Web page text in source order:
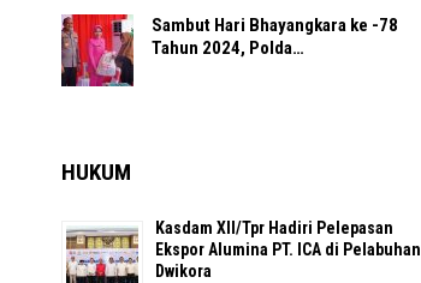
Sambut Hari Bhayangkara ke -78
Tahun 2024, Polda…
HUKUM
Kasdam XII/Tpr Hadiri Pelepasan
Ekspor Alumina PT. ICA di Pelabuhan
Dwikora